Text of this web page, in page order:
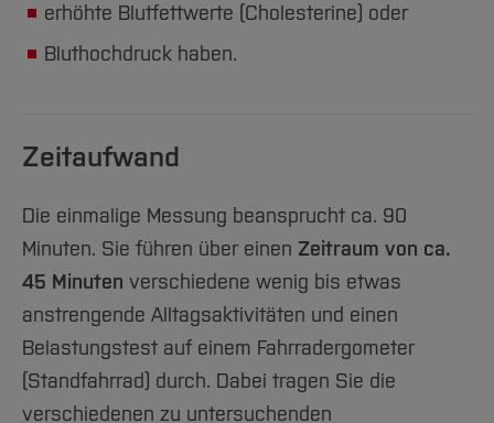
erhöhte Blutfettwerte (Cholesterine) oder
Bluthochdruck haben.
Zeitaufwand
Die einmalige Messung beansprucht ca. 90
Minuten. Sie führen über einen Zeitraum von ca.
45 Minuten verschiedene wenig bis etwas
anstrengende Alltagsaktivitäten und einen
Belastungstest auf einem Fahrradergometer
(Standfahrrad) durch. Dabei tragen Sie die
verschiedenen zu untersuchenden